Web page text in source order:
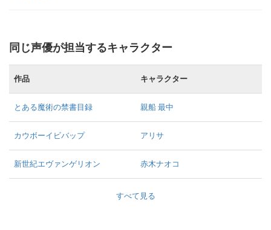
同じ声優が担当するキャラクター
作品 キャラクター
とある魔術の禁書目録 親船 最中
カウボーイビバップ アリサ
新世紀エヴァンゲリオン 赤木ナオコ
すべて見る